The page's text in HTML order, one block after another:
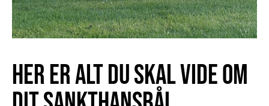
HER ER ALT DU SKAL VIDE OM